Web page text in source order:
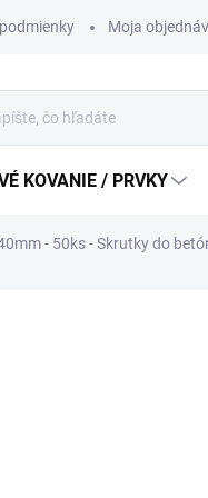
Moja
KOVANIE / PRVKY
- 50ks - Skrutky do